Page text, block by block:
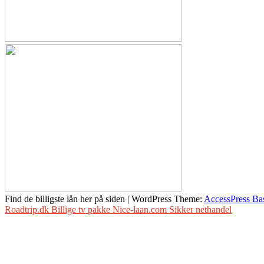
Find de billigste lån her på siden | WordPress Theme: AccessPress
Roadtrip.dk Billige tv pakke Nice-laan.com Sikker nethandel